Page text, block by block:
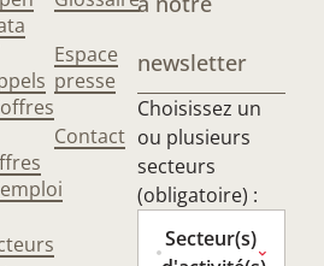
Espace
presse
Contact
newsletter
Choisissez un
ou plusieurs
secteurs
(obligatoire) :
Secteur(s)